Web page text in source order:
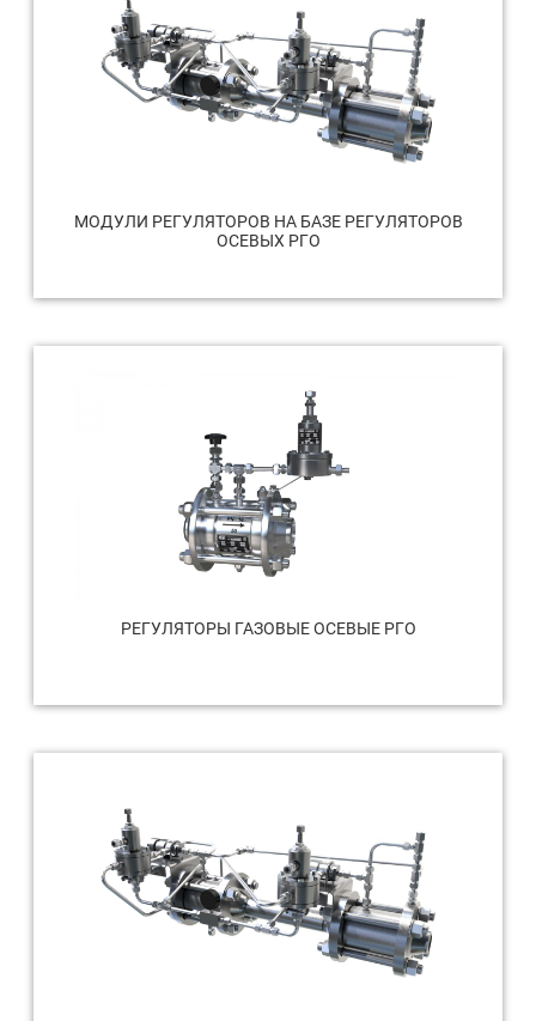
МОДУЛИ РЕГУЛЯТОРОВ НА БАЗЕ РЕГУЛЯТОРОВ
ОСЕВЫХ РГО
РЕГУЛЯТОРЫ ГАЗОВЫЕ ОСЕВЫЕ РГО